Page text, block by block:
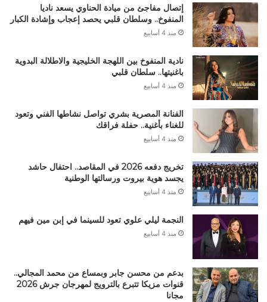
إتصال مفاجئ من ميادة الحناوي يسعد ناديا
المنفوخ.. وسلطان قلبي يحصد إعجاب وإشادة الكبار
منذ 4 أسابيع
نادية المنفوخ بين اللهجة الخليجية والاطلالة البدوية
باغنيتها.. سلطان قلبي
منذ 4 أسابيع
الفنانة المصرية بشري تواصل نشاطها الفني وتعود
للغناء بأغنية.. حفلة فراقك
منذ 4 أسابيع
تخريج دفعه 2026 في المقاصد.. احتفال حاشد
يجسد هوية بيروت ورسالتها الوطنية
منذ 4 أسابيع
النجمة ليلي علوي تعود للسينما في إبن مين فيهم
منذ 4 أسابيع
بدعم من محسن جابر وبمساع من محمد المجالي..
قنوات مزيكا تتبرع بالترويج لمهرجان جرش 2026
مجانا